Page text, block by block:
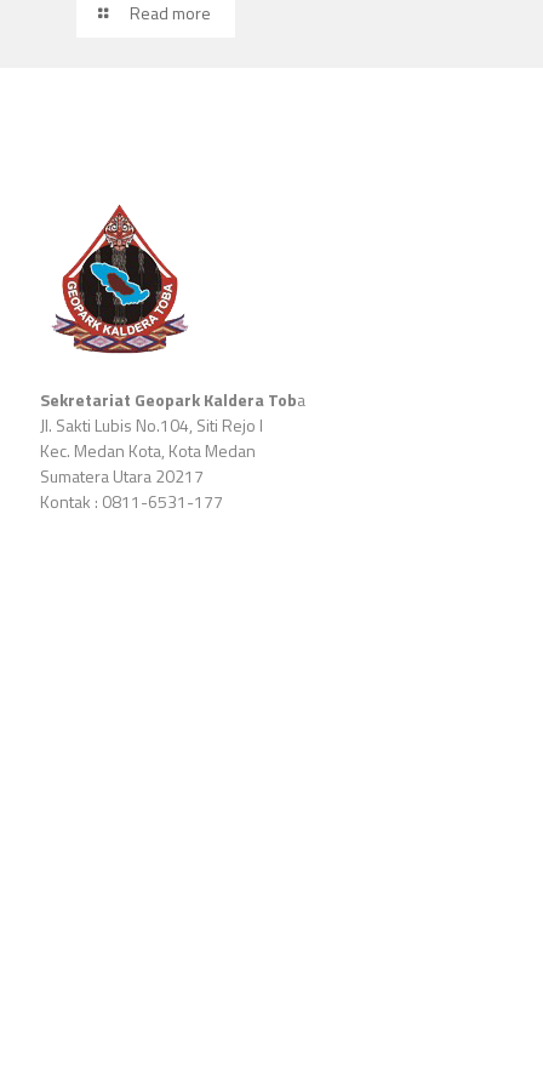
Read more
Sekretariat Geopark Kaldera Toba
Jl. Sakti Lubis No.104, Siti Rejo I
Kec. Medan Kota, Kota Medan
Sumatera Utara 20217
Kontak : 0811-6531-177